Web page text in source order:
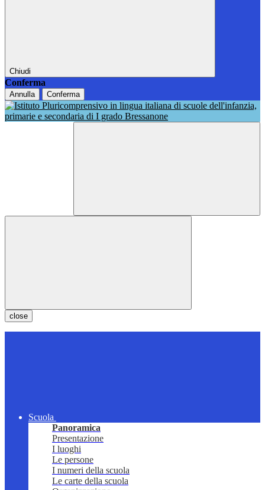
Chiudi
Conferma
Annulla Conferma
close
Scuola
Panoramica
Presentazione
I luoghi
Le persone
I numeri della scuola
Le carte della scuola